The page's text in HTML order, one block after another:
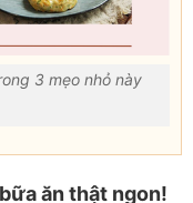
3 mẹo nhỏ này
ăn thật ngon!